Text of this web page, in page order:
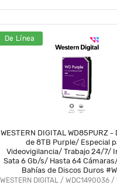
De Línea
WESTERN DIGITAL WD85PURZ -
de 8TB Purple/ Especial
Videovigilancia/ Trabajo 24/7/
Sata 6 Gb/s/ Hasta 64
Bahías de Discos Duros #WJUN
#TRICOLOR